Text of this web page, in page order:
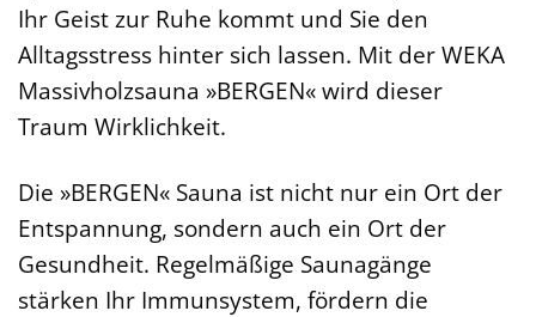
Ihr Geist zur Ruhe kommt und Sie den
Alltagsstress hinter sich lassen. Mit der WEKA
Massivholzsauna »BERGEN« wird dieser
Traum Wirklichkeit.
Die »BERGEN« Sauna ist nicht nur ein Ort der
Entspannung, sondern auch ein Ort der
Gesundheit. Regelmäßige Saunagänge
stärken Ihr Immunsystem, fördern die